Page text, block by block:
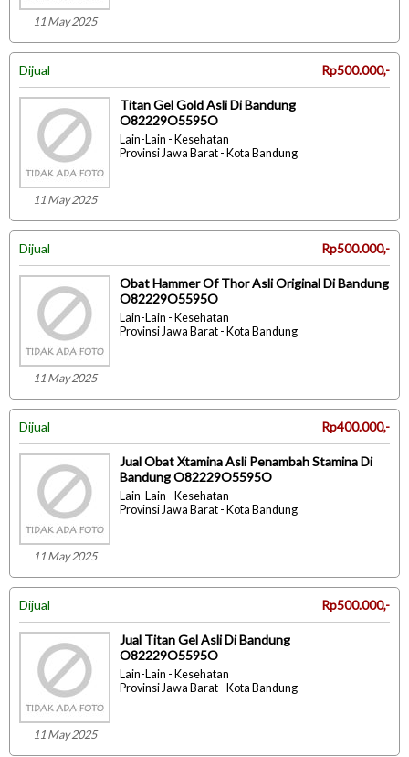
11 May 2025
Dijual Rp500.000,-
11 May 2025
Titan Gel Gold Asli Di Bandung
O82229O5595O
Lain-Lain - Kesehatan
Provinsi Jawa Barat - Kota Bandung
Dijual Rp500.000,-
11 May 2025
Obat Hammer Of Thor Asli Original Di Bandung
O82229O5595O
Lain-Lain - Kesehatan
Provinsi Jawa Barat - Kota Bandung
Dijual Rp400.000,-
11 May 2025
Jual Obat Xtamina Asli Penambah Stamina Di
Bandung O82229O5595O
Lain-Lain - Kesehatan
Provinsi Jawa Barat - Kota Bandung
Dijual Rp500.000,-
11 May 2025
Jual Titan Gel Asli Di Bandung
O82229O5595O
Lain-Lain - Kesehatan
Provinsi Jawa Barat - Kota Bandung